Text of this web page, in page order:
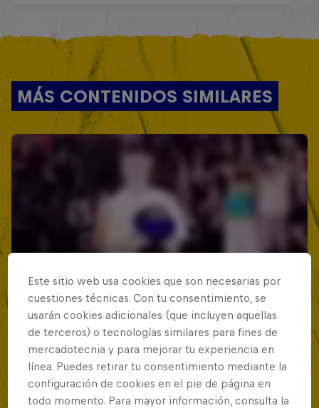
MÁS CONTENIDOS SIMILARES
Este sitio web usa cookies que son necesarias por
cuestiones técnicas. Con tu consentimiento, se
usarán cookies adicionales (que incluyen aquellas
de terceros) o tecnologías similares para fines de
mercadotecnia y para mejorar tu experiencia en
línea. Puedes retirar tu consentimiento mediante la
configuración de cookies en el pie de página en
todo momento. Para mayor información, consulta la